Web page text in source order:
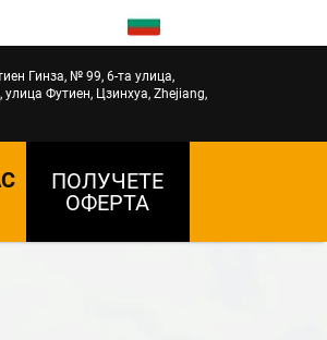
Гинза, № 99, 6-та улица,
Футиен, Цзинхуа, Zhejiang,
ПОЛУЧЕТЕ
ОФЕРТА